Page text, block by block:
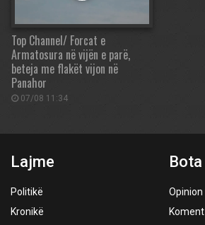
Top Channel/ Forcat e
Armatosura në vijën e parë,
beteja me flakët vijon në
Panahor
07/08 11:34
Lajme
Politikë
Kronikë
Bota
Opinion
Koment